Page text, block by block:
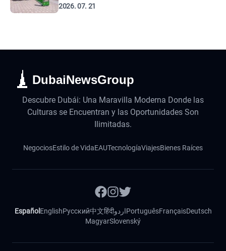
2026. 07. 21
DubaiNewsGroup
Descubre Dubái: Una Maravilla Moderna Donde las
Culturas se Encuentran y las Oportunidades Son
Ilimitadas.
NegociosEstilo de VidaEAUTecnologíaViajesBienes Raíces
Español EnglishРусский中文हिंदीاردوPortuguêsFrançaisDeutsch
MagyarSlovenský